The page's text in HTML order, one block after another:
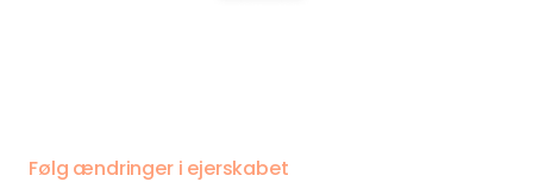
Følg ændringer i ejerskabet